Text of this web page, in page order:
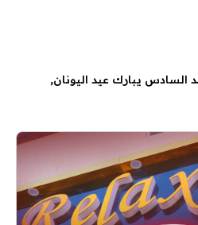
السادس يبارك عيد اليونان